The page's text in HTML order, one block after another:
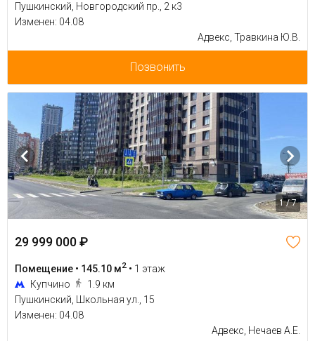
Пушкинский, Новгородский пр., 2 к3
Изменен: 04.08
Адвекс, Травкина Ю.В.
Позвонить
1 / 7
29 999 000 ₽
Помещение • 145.10 м2 • 1 этаж
Купчино
1.9 км
Пушкинский, Школьная ул., 15
Изменен: 04.08
Адвекс, Нечаев А.Е.